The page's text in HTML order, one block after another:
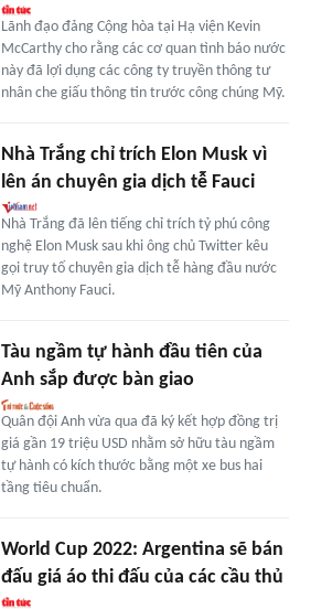
Lãnh đạo đảng Cộng hòa tại Hạ viện Kevin
McCarthy cho rằng các cơ quan tình báo nước
này đã lợi dụng các công ty truyền thông tư
nhân che giấu thông tin trước công chúng Mỹ.
Nhà Trắng chỉ trích Elon Musk vì
lên án chuyên gia dịch tễ Fauci
Nhà Trắng đã lên tiếng chỉ trích tỷ phú công
nghệ Elon Musk sau khi ông chủ Twitter kêu
gọi truy tố chuyên gia dịch tễ hàng đầu nước
Mỹ Anthony Fauci.
Tàu ngầm tự hành đầu tiên của
Anh sắp được bàn giao
Quân đội Anh vừa qua đã ký kết hợp đồng trị
giá gần 19 triệu USD nhằm sở hữu tàu ngầm
tự hành có kích thước bằng một xe bus hai
tầng tiêu chuẩn.
World Cup 2022: Argentina sẽ bán
đấu giá áo thi đấu của các cầu thủ